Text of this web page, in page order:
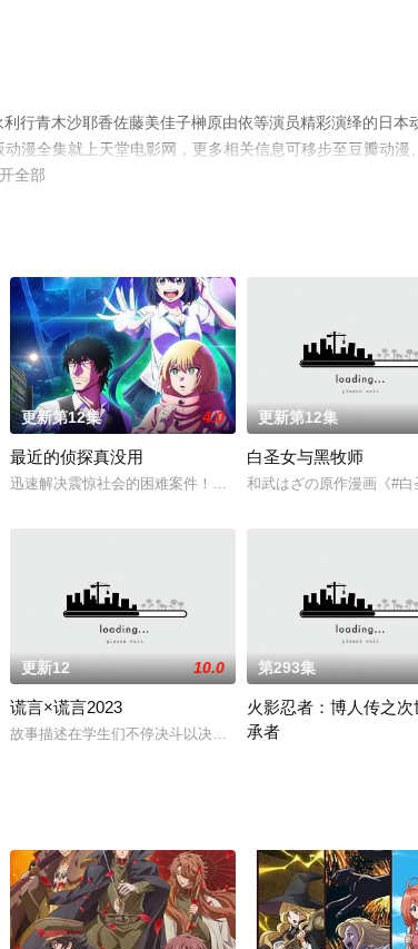
行青木沙耶香佐藤美佳子榊原由依等演员精彩演绎的日本
漫全集就上天堂电影网，更多相关信息可移步至豆瓣动漫
全部
界曾担任魔王！ 而此刻找上门来的，竟是当年击败流星的勇者
更新第12集 4.0
最近的侦探真没用
迅速解决震惊社会的困难案件！名侦探之名为名云桂一郎！
更新第12集
白圣女与黑牧师
和武はざの原作漫画《#白
割放送！
更新12 10.0
谎言×谎言2023
故事描述在学生们不停决斗以决定阶级的学园岛上，男主角筱
第293集
火影忍者：博人传之次
承者